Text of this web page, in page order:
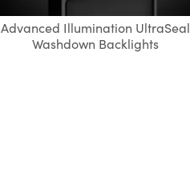
Advanced Illumination UltraSeal
Washdown Backlights